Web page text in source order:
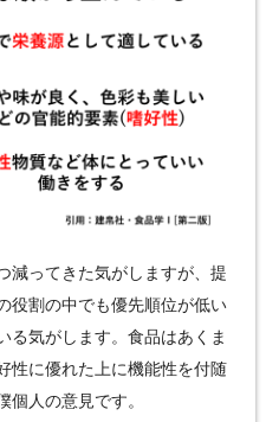
減ってきた気がしますが、提
役割の中でも優先順位が低い
る気がします。食品はあくま
性に優れた上に機能性を付随
個人の意見です。